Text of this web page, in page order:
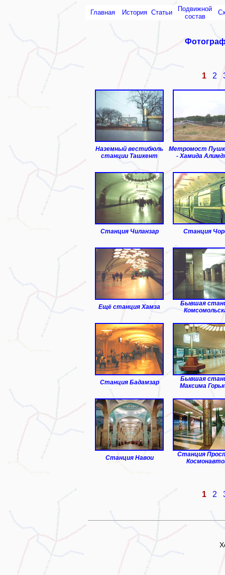
Главная История Статьи
Подвижной
состав
1 2
Наземный вестибюль
станции Ташкент
Метромост
- Хамида
Станция Чиланзар Станция
Ещё станция Хамза
Бывшая
Станция Бадамзар
Бывшая
Максима
Станция Навои
Станция
1 2